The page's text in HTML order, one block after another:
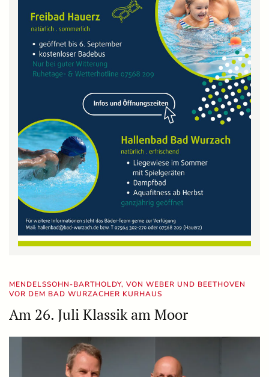
MENDELSSOHN-BARTHOLDY, VON WEBER UND BEETHOVEN
VOR DEM BAD WURZACHER KURHAUS
Am 26. Juli Klassik am Moor